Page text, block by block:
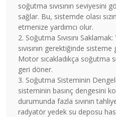
soğutma sıvısının
sağlar. Bu, sistemde olası
etmenize yardımcı olur.
2. Soğutma Sıvısını
sıvısının gerektiğinde
Motor sıcakladıkça soğutma
geri döner.
3. Soğutma Sisteminin
sisteminin basınç dengesini
durumunda fazla sıvının
radyatör yedek su deposu